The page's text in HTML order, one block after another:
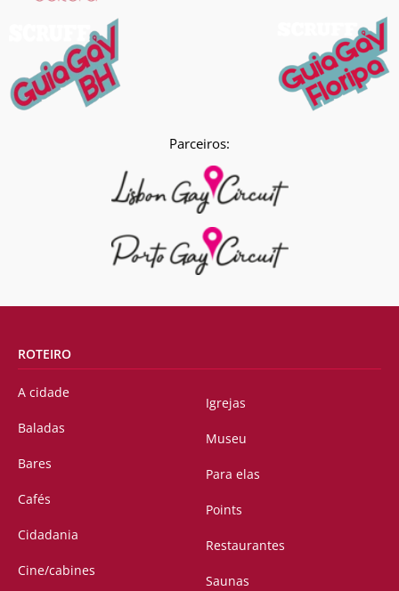
Parceiros:
ROTEIRO
A cidade
Baladas
Bares
Cafés
Cidadania
Cine/cabines
Igrejas
Museu
Para elas
Points
Restaurantes
Saunas